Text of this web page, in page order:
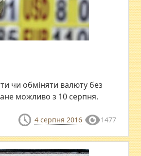
чи обміняти валюту без
можливо з 10 серпня.
4 серпня 2016 1477